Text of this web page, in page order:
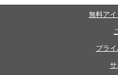
無料ア
プラ